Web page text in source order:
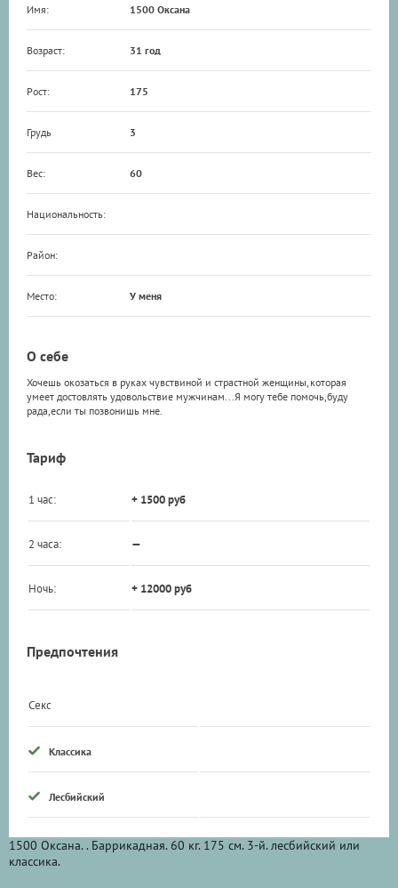
Имя: 1500 Оксана
Возраст: 31 год
Рост: 175
Грудь 3
Вес: 60
Национальность:
Район:
Место: У меня
О себе
Хочешь окозаться в руках чувствиной и страстной женщины,которая
умеет достовлять удовольствие мужчинам...Я могу тебе помочь,буду
рада,если ты позвонишь мне.
Тариф
1 час: + 1500 руб
2 часа: —
Ночь: + 12000 руб
Предпочтения
Секс
Классика
Лесбийский
1500 Оксана. . Баррикадная. 60 кг. 175 см. 3-й. лесбийский или
классика.